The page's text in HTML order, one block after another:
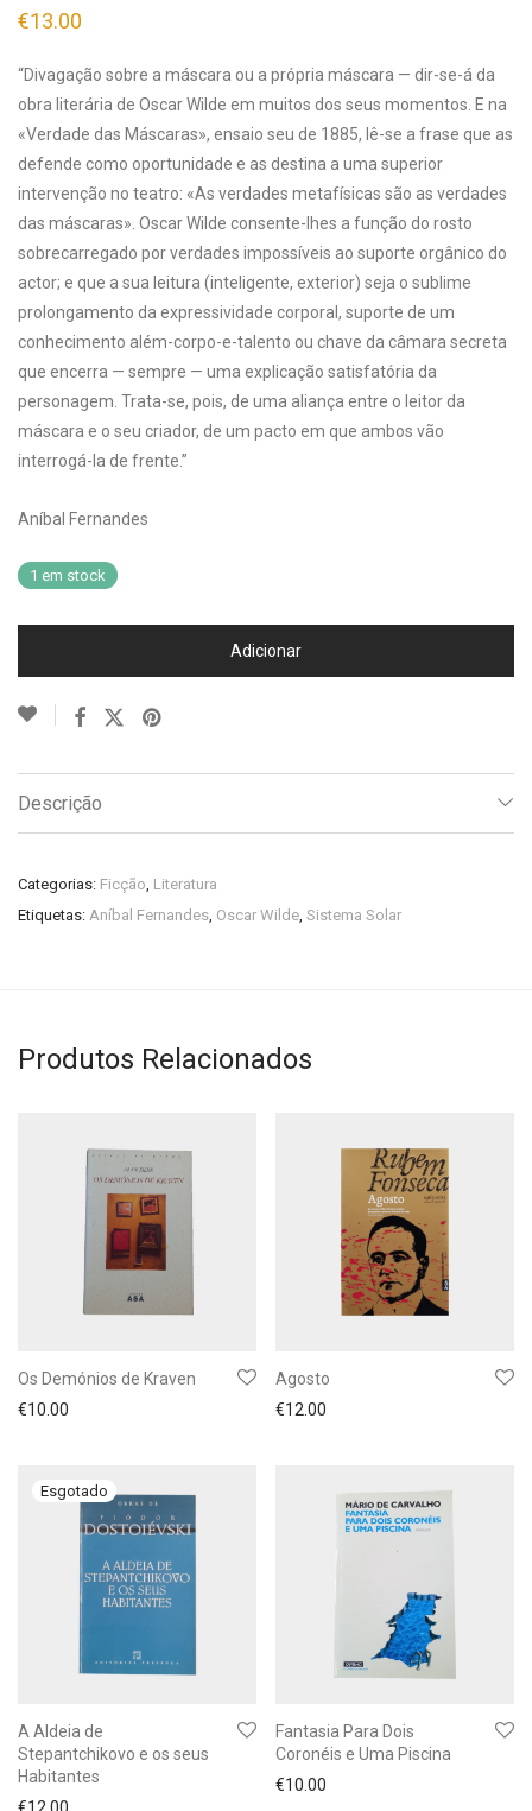
€13.00
“Divagação sobre a máscara ou a própria máscara — dir-se-á da
obra literária de Oscar Wilde em muitos dos seus momentos. E na
«Verdade das Máscaras», ensaio seu de 1885, lê-se a frase que as
defende como oportunidade e as destina a uma superior
intervenção no teatro: «As verdades metafísicas são as verdades
das máscaras». Oscar Wilde consente-lhes a função do rosto
sobrecarregado por verdades impossíveis ao suporte orgânico do
actor; e que a sua leitura (inteligente, exterior) seja o sublime
prolongamento da expressividade corporal, suporte de um
conhecimento além-corpo-e-talento ou chave da câmara secreta
que encerra — sempre — uma explicação satisfatória da
personagem. Trata-se, pois, de uma aliança entre o leitor da
máscara e o seu criador, de um pacto em que ambos vão
interrogá-la de frente.”
Aníbal Fernandes
1 em stock
Adicionar
Descrição
Categorias: Ficção, Literatura
Etiquetas: Aníbal Fernandes, Oscar Wilde, Sistema Solar
Produtos Relacionados
Os Demónios de Kraven
€10.00
Agosto
€12.00
A Aldeia de
Stepantchikovo e os seus
Habitantes
Fantasia Para Dois
Coronéis e Uma Piscina
€10.00